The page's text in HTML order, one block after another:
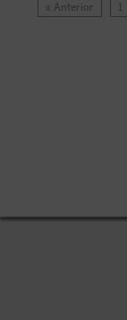
« Anterior 1